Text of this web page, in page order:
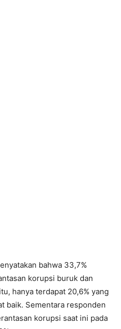
bahwa 33,7%
korupsi buruk dan
hanya terdapat 20,6% yang
baik. Sementara responden
korupsi saat ini pada